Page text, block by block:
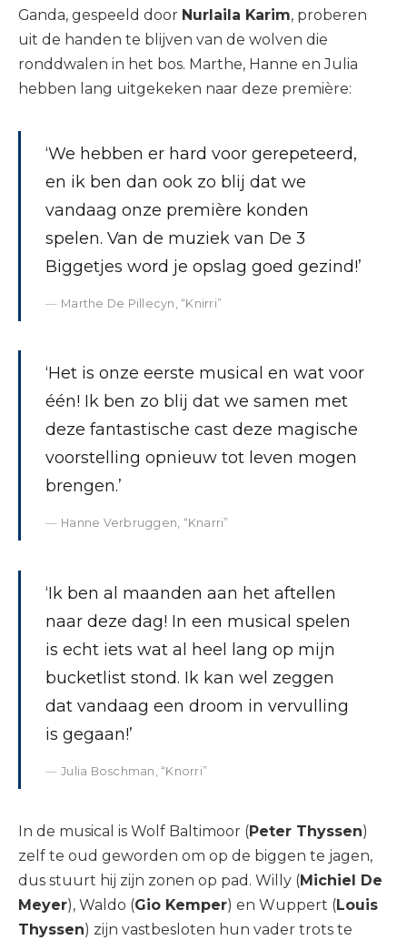
Ganda, gespeeld door Nurlaila Karim, proberen
uit de handen te blijven van de wolven die
ronddwalen in het bos. Marthe, Hanne en Julia
hebben lang uitgekeken naar deze première:
‘We hebben er hard voor gerepeteerd,
en ik ben dan ook zo blij dat we
vandaag onze première konden
spelen. Van de muziek van De 3
Biggetjes word je opslag goed gezind!’
Marthe De Pillecyn, “Knirri”
‘Het is onze eerste musical en wat voor
één! Ik ben zo blij dat we samen met
deze fantastische cast deze magische
voorstelling opnieuw tot leven mogen
brengen.’
Hanne Verbruggen, “Knarri”
‘Ik ben al maanden aan het aftellen
naar deze dag! In een musical spelen
is echt iets wat al heel lang op mijn
bucketlist stond. Ik kan wel zeggen
dat vandaag een droom in vervulling
is gegaan!’
Julia Boschman, “Knorri”
In de musical is Wolf Baltimoor (Peter Thyssen)
zelf te oud geworden om op de biggen te jagen,
dus stuurt hij zijn zonen op pad. Willy (Michiel De
Meyer), Waldo (Gio Kemper) en Wuppert (Louis
Thyssen) zijn vastbesloten hun vader trots te